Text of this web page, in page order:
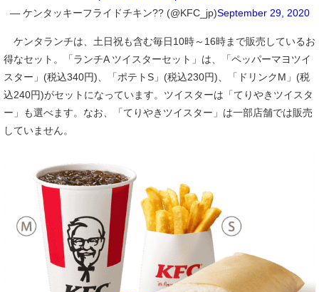
— ケンタッキーフライドチキン?? (@KFC_jp)September 29, 2020
ケンタランチは、土日祝も含む毎日10時～16時まで販売しているお
得なセット。「ランチA ツイスターセット」は、「ペッパーマヨツイ
スター」(税込340円)、「ポテトS」(税込230円)、「ドリンクM」(税
込240円)がセットになっています。ツイスターは「てりやきツイスタ
ー」も選べます。なお、「てりやきツイスター」は一部店舗では販売
していません。